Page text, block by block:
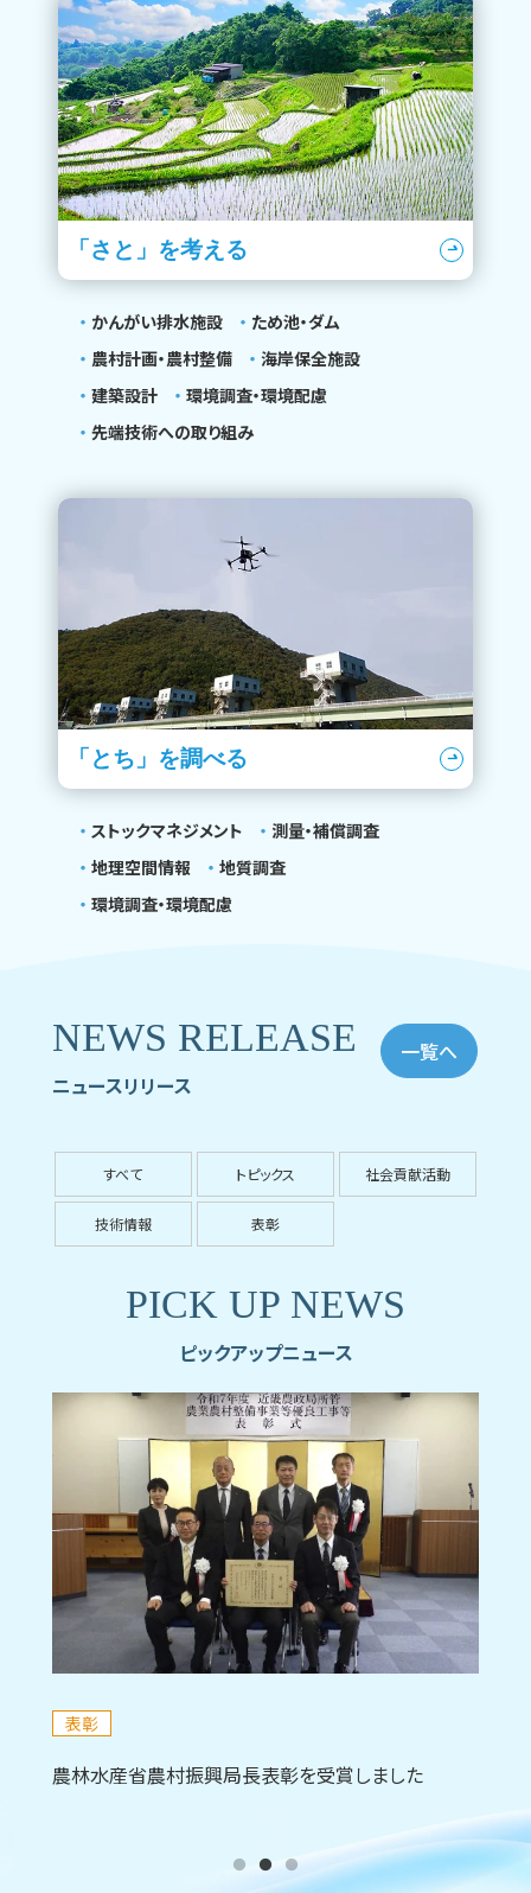
「さと」を考える
かんがい排水施設
ため池・ダム
農村計画・農村整備
海岸保全施設
建築設計
環境調査・環境配慮
先端技術への取り組み
「とち」を調べる
ストックマネジメント
測量・補償調査
地理空間情報
地質調査
環境調査・環境配慮
NEWS RELEASE
ニュースリリース
一覧へ
すべて トピックス 社会貢献活動
技術情報 表彰
PICK UP NEWS
ピックアップニュース
社会貢献活動
『大和高原北部地区』環境美化運動への参加（奈良